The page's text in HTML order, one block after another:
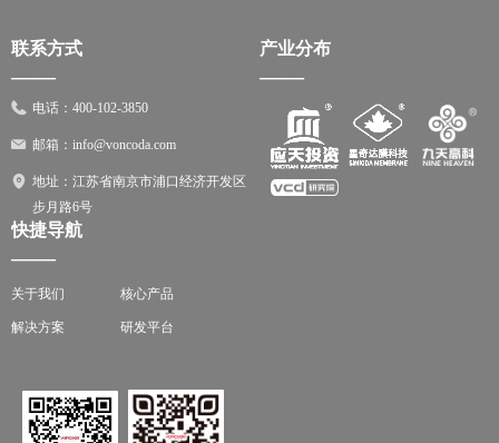
产业分布
——
关于我们
解决方案
快捷导航
——
核心产品
研发平台
联系方式
——
电话： 400-102-3850
邮箱： info@voncoda.com
地址： 江苏省南京市浦口经济开发区
步月路6号